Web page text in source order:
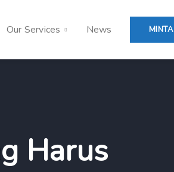
Our Services News
Harus